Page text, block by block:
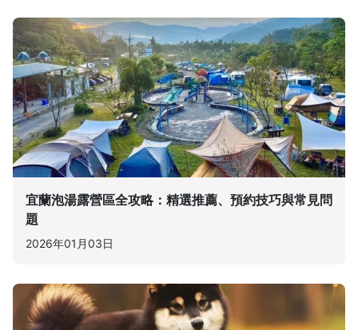
宜蘭泡湯露營區全攻略：精選推薦、預約技巧與常見問
題
2026年01月03日